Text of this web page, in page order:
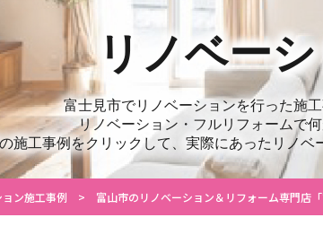
リノベー
富士見市でリノベーションを行った施
リノベーション・フルリフォームで
施工事例をクリックして、実際にあったリノ
ン施工事例 富山市のリノベーション＆リフォーム専門店